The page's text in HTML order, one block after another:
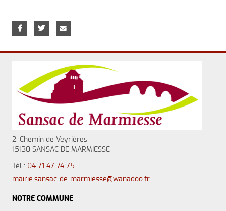
2, Chemin de Veyrières
15130 SANSAC DE MARMIESSE
Tél : 04 71 47 74 75
mairie.sansac-de-marmiesse@wanadoo.fr
NOTRE COMMUNE